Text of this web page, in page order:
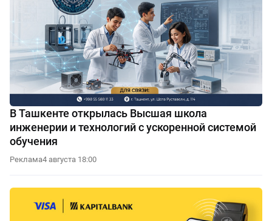
В Ташкенте открылась Высшая школа
инженерии и технологий с ускоренной системой
обучения
Реклама4 августа 18:00